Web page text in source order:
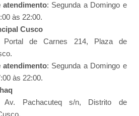
atendimento: Segunda a Domingo e
às 22:00.
Cusco
Portal de Carnes 214, Plaza de
atendimento: Segunda a Domingo e
às 22:00.
Av. Pachacuteq s/n, Distrito de